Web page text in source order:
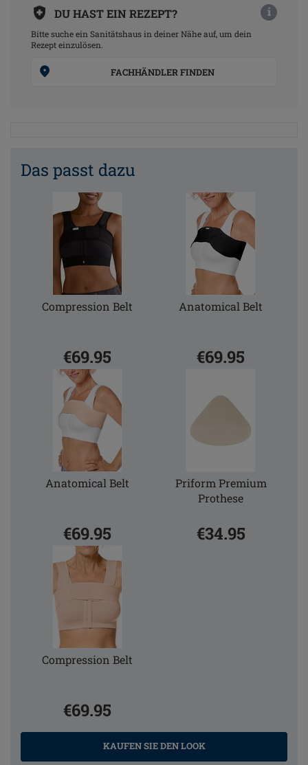
DU HAST EIN REZEPT? i
Bitte suche ein Sanitätshaus in deiner Nähe auf, um dein
Rezept einzulösen.
FACHHÄNDLER FINDEN
Das passt dazu
Compression Belt
€69.95
Anatomical Belt
€69.95
Anatomical Belt
€69.95
Priform Premium
Prothese
€34.95
Compression Belt
€69.95
KAUFEN SIE DEN LOOK